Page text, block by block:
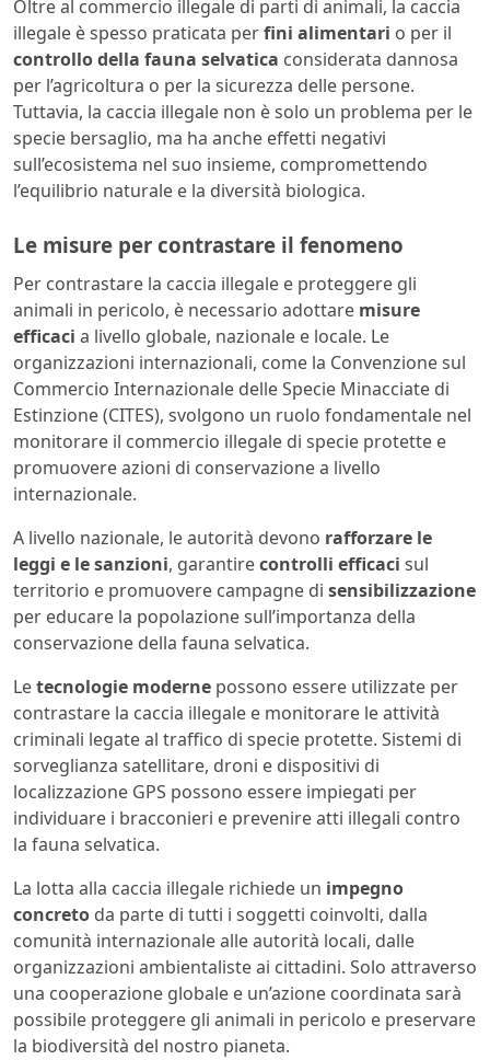
Oltre al commercio illegale di parti di animali, la caccia
illegale è spesso praticata perfini alimentari o per il
controllo della fauna selvatica considerata dannosa
per l’agricoltura o per la sicurezza delle persone.
Tuttavia, la caccia illegale non è solo un problema per le
specie bersaglio, ma ha anche effetti negativi
sull’ecosistema nel suo insieme, compromettendo
l’equilibrio naturale e la diversità biologica.
Le misure per contrastare il fenomeno
Per contrastare la caccia illegale e proteggere gli
animali in pericolo, è necessario adottare misure
efficaci a livello globale, nazionale e locale. Le
organizzazioni internazionali, come la Convenzione sul
Commercio Internazionale delle Specie Minacciate di
Estinzione (CITES), svolgono un ruolo fondamentale nel
monitorare il commercio illegale di specie protette e
promuovere azioni di conservazione a livello
internazionale.
A livello nazionale, le autorità devono rafforzare le
leggi e le sanzioni, garantirecontrolli efficaci sul
territorio e promuovere campagne di sensibilizzazione
per educare la popolazione sull’importanza della
conservazione della fauna selvatica.
Letecnologie moderne possono essere utilizzate per
contrastare la caccia illegale e monitorare le attività
criminali legate al traffico di specie protette. Sistemi di
sorveglianza satellitare, droni e dispositivi di
localizzazione GPS possono essere impiegati per
individuare i bracconieri e prevenire atti illegali contro
la fauna selvatica.
La lotta alla caccia illegale richiede un impegno
concreto da parte di tutti i soggetti coinvolti, dalla
comunità internazionale alle autorità locali, dalle
organizzazioni ambientaliste ai cittadini. Solo attraverso
una cooperazione globale e un’azione coordinata sarà
possibile proteggere gli animali in pericolo e preservare
la biodiversità del nostro pianeta.